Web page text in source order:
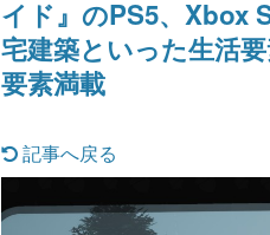
イド』のPS5、Xbox
宅建築といった生活
要素満載
記事へ戻る